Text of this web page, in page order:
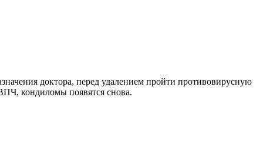
доктора, перед удалением пройти противовирусную
кондиломы появятся снова.